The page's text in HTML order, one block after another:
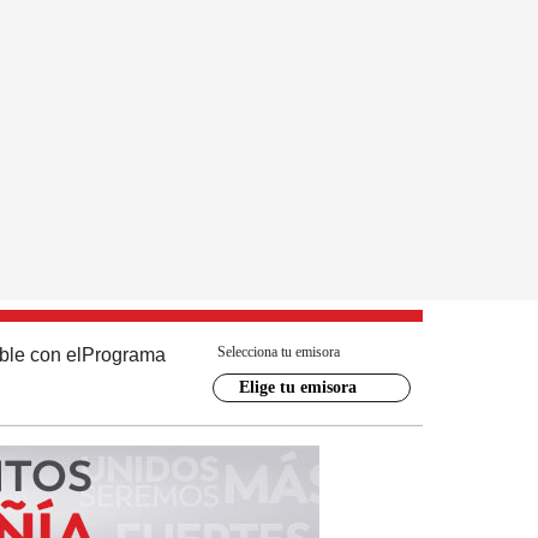
con el Programa Selecciona tu emisora
Elige tu emisora